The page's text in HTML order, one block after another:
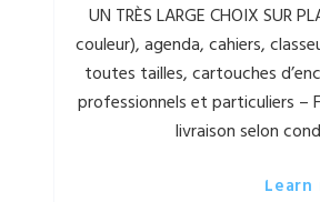
UN TRÈS LARGE CHOIX SUR
couleur), agenda, cahiers,
toutes tailles, cartouches
professionnels et particuliers –
livraison selon
Learn